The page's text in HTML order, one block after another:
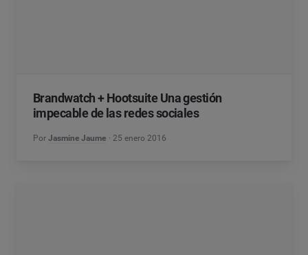
Brandwatch + Hootsuite Una gestión
impecable de las redes sociales
Por Jasmine Jaume 25 enero 2016